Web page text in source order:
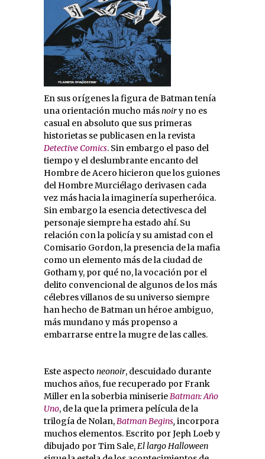
En sus orígenes la figura de Batman tenía
una orientación mucho másnoiry no es
casual en absoluto que sus primeras
historietas se publicasen en la revista
Detective Comics. Sin embargo el paso del
tiempo y el deslumbrante encanto del
Hombre de Acero hicieron que los guiones
del Hombre Murciélago derivasen cada
vez más hacia la imaginería superheróica.
Sin embargo la esencia detectivesca del
personaje siempre ha estado ahí. Su
relación con la policía y su amistad con el
Comisario Gordon, la presencia de la mafia
como un elemento más de la ciudad de
Gotham y, por qué no, la vocación por el
delito convencional de algunos de los más
célebres villanos de su universo siempre
han hecho de Batman un héroe ambiguo,
más mundano y más propenso a
embarrarse entre la mugre de las calles.
Este aspecto neonoir, descuidado durante
muchos años, fue recuperado por Frank
Miller en la soberbia miniserieBatman: Año
Uno, de la que la primera película de la
trilogía de Nolan,Batman Begins, incorpora
muchos elementos. Escrito por Jeph Loeb y
dibujado por Tim Sale,El largo Halloween